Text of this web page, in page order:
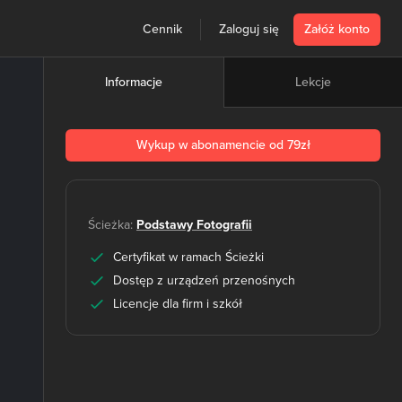
Cennik Zaloguj się Załóż konto
Informacje Lekcje
Wykup w abonamencie od 79zł
Ścieżka: Podstawy Fotografii
Certyfikat w ramach Ścieżki
Dostęp z urządzeń przenośnych
Licencje dla firm i szkół